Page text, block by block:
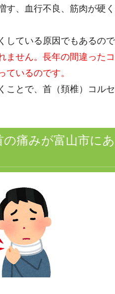
す、血行不良、筋肉が硬
ている原因でもあるので
ません。長年の間違った
いるのです。
ことで、首（頚椎）コル
痛みが富山市に